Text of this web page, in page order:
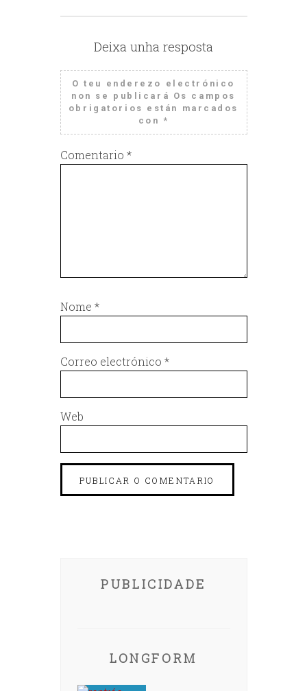
Deixa unha resposta
O teu enderezo electrónico
non se publicará Os campos
obrigatorios están marcados
con *
Comentario *
Nome *
Correo electrónico *
Web
PUBLICIDADE
LONGFORM